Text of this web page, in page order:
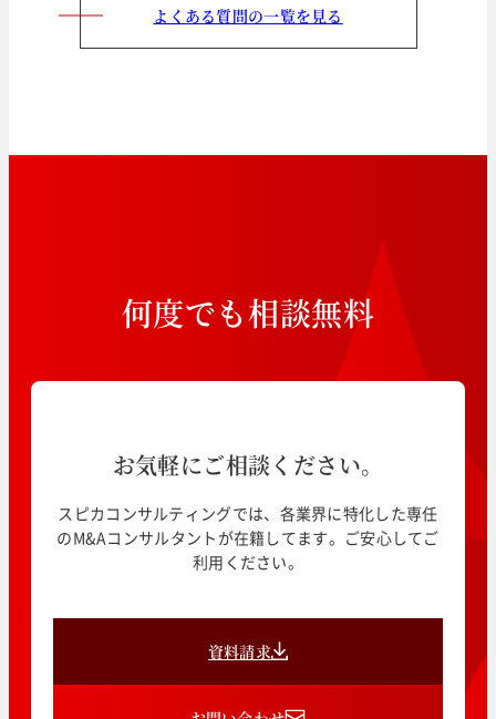
よくある質問の一覧を見る
何度でも相談無料
お気軽にご相談ください。
スピカコンサルティングでは、各業界に特化した専任
のM&Aコンサルタントが在籍してます。ご安心してご
利用ください。
資料請求